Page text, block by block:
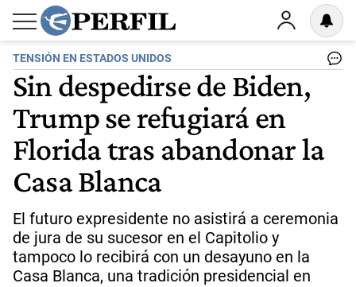
TENSIÓN EN ESTADOS UNIDOS
Sin despedirse de Biden,
Trump se refugiará en
Florida tras abandonar la
Casa Blanca
El futuro expresidente no asistirá a ceremonia
de jura de su sucesor en el Capitolio y
tampoco lo recibirá con un desayuno en la
Casa Blanca, una tradición presidencial en